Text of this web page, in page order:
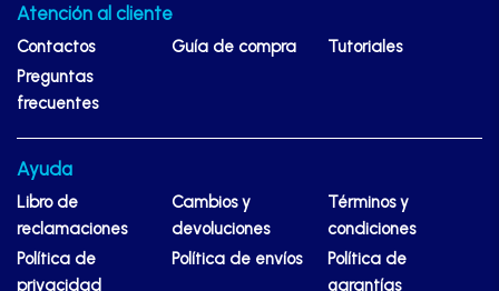
Atención al cliente
Contactos Guía de compra
Tutoriales
Preguntas
frecuentes
Ayuda
Libro de
reclamaciones
Cambios y
devoluciones
Términos y
condiciones
Política de
privacidad
Política de envíos
Política de
garantías